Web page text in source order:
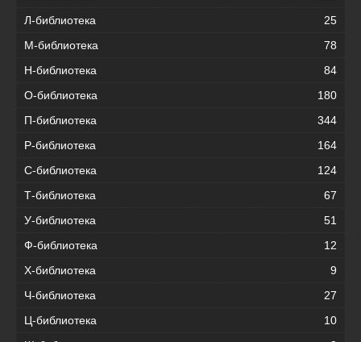
Л-библиотека
25
М-библиотека
78
Н-библиотека
84
О-библиотека
180
П-библиотека
344
Р-библиотека
164
С-библиотека
124
Т-библиотека
67
У-библиотека
51
Ф-библиотека
12
Х-библиотека
9
Ч-библиотека
27
Ц-библиотека
10